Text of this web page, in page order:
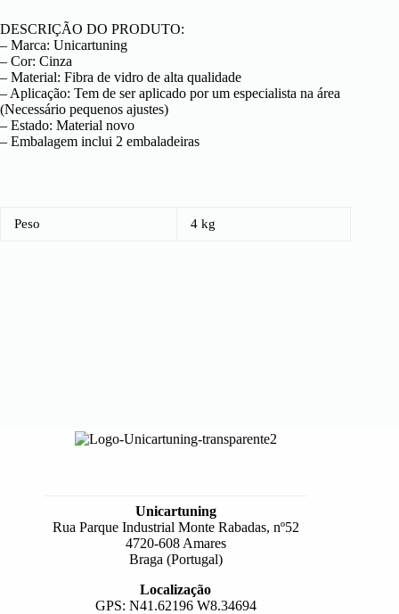
DESCRIÇÃO DO PRODUTO:
– Marca: Unicartuning
– Cor: Cinza
– Material: Fibra de vidro de alta qualidade
– Aplicação: Tem de ser aplicado por um especialista na área
(Necessário pequenos ajustes)
– Estado: Material novo
– Embalagem inclui 2 embaladeiras
Peso 4 kg
Unicartuning
Rua Parque Industrial Monte Rabadas, nº52
4720-608 Amares
Braga (Portugal)
Localização
GPS: N41.62196 W8.34694